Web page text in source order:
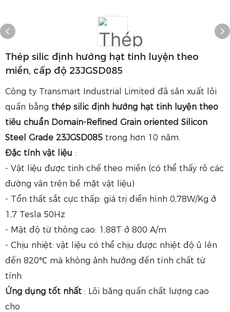
Thép silic định hướng hạt tinh luyện theo
miền, cấp độ 23JGSD085
Công ty Transmart Industrial Limited đã sản xuất lõi
quấn bằng thép silic định hướng hạt tinh luyện theo
tiêu chuẩn Domain-Refined Grain oriented Silicon
Steel Grade 23JGSD085 trong hơn 10 năm.
Đặc tính vật liệu :
- Vật liệu được tinh chế theo miền (có thể thấy rõ các
đường vân trên bề mặt vật liệu)
- Tổn thất sắt cực thấp: giá trị điển hình 0,78W/Kg ở
1,7 Tesla 50Hz
- Mật độ từ thông cao: 1,88T ở 800 A/m
- Chịu nhiệt: vật liệu có thể chịu được nhiệt độ ủ lên
đến 820℃ mà không ảnh hưởng đến tính chất từ ​​
tính.
Ứng dụng tốt nhất : Lõi băng quấn chất lượng cao
cho